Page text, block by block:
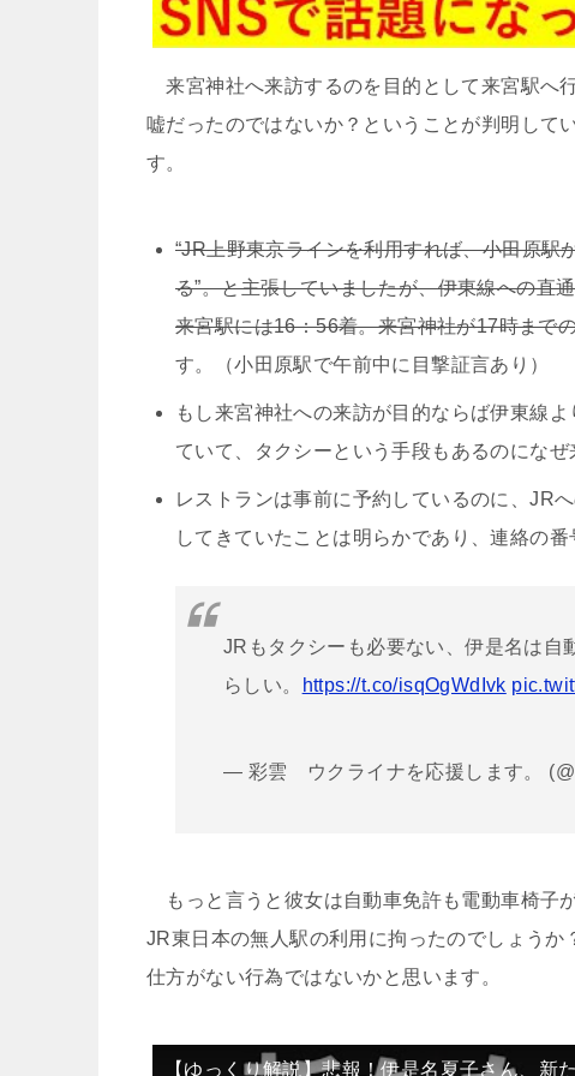
来宮神社へ来訪するのを目的として来宮駅へ
嘘だったのではないか？ということが判明して
す。
“JR上野東京ラインを利用すれば、小田原
る”。と主張していましたが、伊東線への直
来宮駅には16：56着。来宮神社が17時まで
す。（小田原駅で午前中に目撃証言あり）
もし来宮神社への来訪が目的ならば伊東線
ていて、タクシーという手段もあるのになぜ
レストランは事前に予約しているのに、JR
してきていたことは明らかであり、連絡の番
JRもタクシーも必要ない、伊是名は自
らしい。
https://t.co/isqOgWdIvk
— 彩雲 ウクライナを応援します。
もっと言うと彼女は自動車免許も電動車椅子
JR東日本の無人駅の利用に拘ったのでしょう
仕方がない行為ではないかと思います。
【ゆっくり解説】悲報！伊是名夏子さん、新